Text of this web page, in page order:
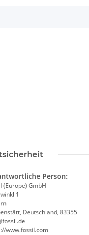
Person:
(Europe) GmbH
1
Deutschland, 83355
www.fossil.com